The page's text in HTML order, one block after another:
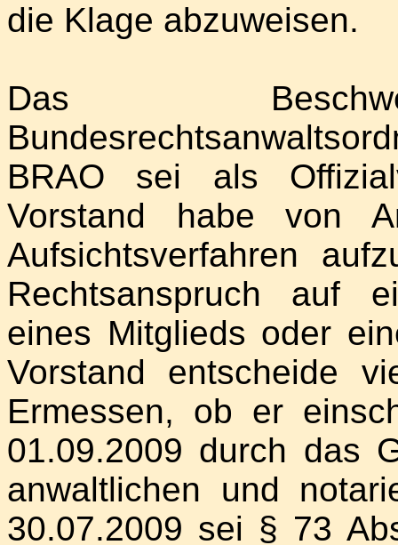
die Klage abzuweisen.
Das
BRAO sei als
Vorstand habe von
Aufsichtsverfahren
Rechtsanspruch auf
eines Mitglieds oder
Vorstand entscheide
Ermessen, ob er
01.09.2009 durch das
anwaltlichen und
30.07.2009 sei § 73